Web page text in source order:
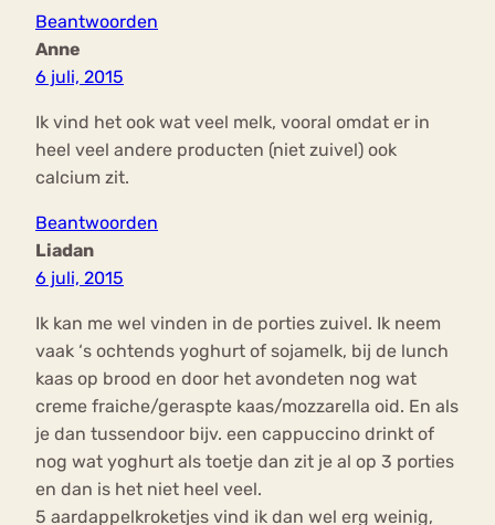
Beantwoorden
Anne
6 juli, 2015
Ik vind het ook wat veel melk, vooral omdat er in
heel veel andere producten (niet zuivel) ook
calcium zit.
Beantwoorden
Liadan
6 juli, 2015
Ik kan me wel vinden in de porties zuivel. Ik neem
vaak ‘s ochtends yoghurt of sojamelk, bij de lunch
kaas op brood en door het avondeten nog wat
creme fraiche/geraspte kaas/mozzarella oid. En als
je dan tussendoor bijv. een cappuccino drinkt of
nog wat yoghurt als toetje dan zit je al op 3 porties
en dan is het niet heel veel.
5 aardappelkroketjes vind ik dan wel erg weinig,